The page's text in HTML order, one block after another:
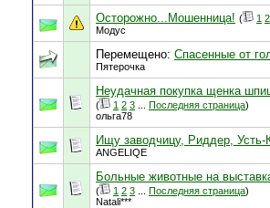
Осторожно...Мошенница! ( 1 2
Модус
Перемещено: Спасенные от
Пятерочка
Неудачная покупка щенка
( 1 2 3 Последняя страница)
ольга78
Ищу заводчицу, Риддер, Усть-
ANGELIQE
Больные животные на
( 1 2 3 Последняя страница)
Natali***